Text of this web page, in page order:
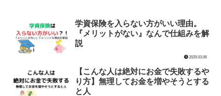
学資保険を入らない方がいい理由。
『メリットがない』なんで仕組みを解
説
2025.03.06
【こんな人は絶対にお金で失敗するや
り方】無理してお金を増やそうとする
と人